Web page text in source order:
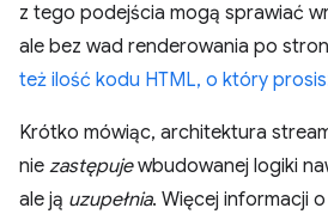
z tego podejścia mogą sprawiać
ale bez wad renderowania po
też ilość kodu HTML, o który
Krótko mówiąc, architektura
nie zastępujewbudowanej logiki
ale ją uzupełnia. Więcej informacji